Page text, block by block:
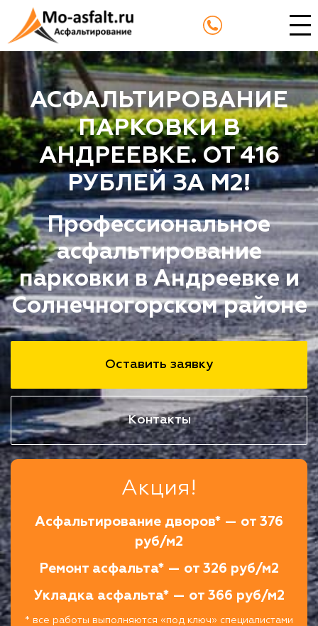
АСФАЛЬТИРОВАНИЕ
ПАРКОВКИ В
АНДРЕЕВКЕ. ОТ 416
РУБЛЕЙ ЗА М2!
Профессиональное
асфальтирование
парковки в Андреевке и
Солнечногорском районе
Оставить заявку
Контакты
Акция!
Асфальтирование дворов* — от 376
руб/м2
Ремонт асфальта* — от 326 руб/м2
Укладка асфальта* — от 366 руб/м2
* все работы выполняются «под ключ» специалистами